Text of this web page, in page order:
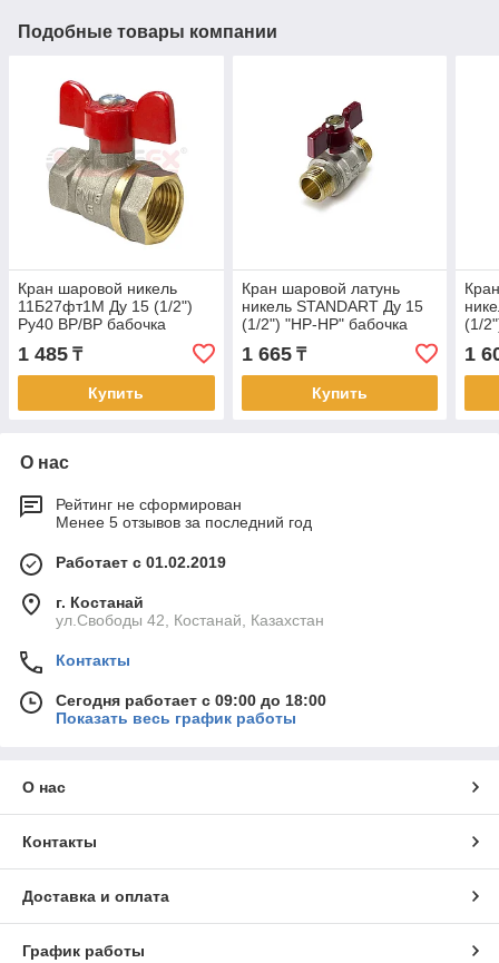
Подобные товары компании
Кран шаровой никель
11Б27фт1М Ду 15 (1/2")
Ру40 ВР/ВР бабочка
VALFEX (96/24)
1 485 ₸
Купить
Кран шаровой латунь
никель STANDART Ду 15
(1/2") "НР-НР" бабочка
TIM (25/75)
1 665₸
Купить
(1/
1
О нас
Рейтинг не сформирован
Менее 5 отзывов за последний год
Работает с 01.02.2019
г. Костанай
ул.Свободы 42, Костанай, Казахстан
Контакты
Сегодня работает с 09:00 до 18:00
Показать весь график работы
О нас
Контакты
Доставка и оплата
График работы